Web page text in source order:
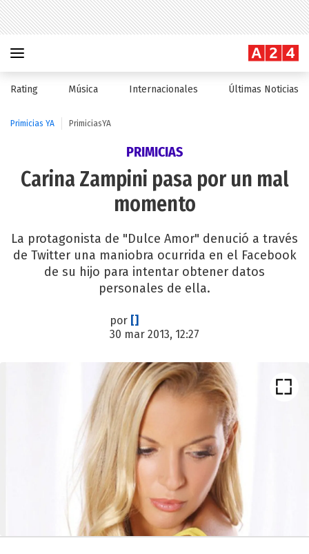
Rating Música Internacionales Últimas Noticias
Primicias YA PrimiciasYA
PRIMICIAS
Carina Zampini pasa por un mal
momento
La protagonista de "Dulce Amor" denució a través
de Twitter una maniobra ocurrida en el Facebook
de su hijo para intentar obtener datos
personales de ella.
por []
30 mar 2013, 12:27